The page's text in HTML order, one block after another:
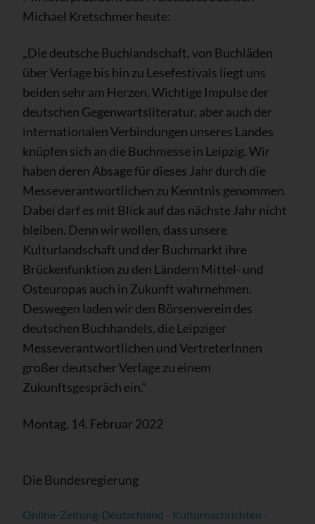
Michael Kretschmer heute:
„Die deutsche Buchlandschaft, von Buchläden
über Verlage bis hin zu Lesefestivals liegt uns
beiden sehr am Herzen. Wichtige Impulse der
deutschen Gegenwartsliteratur, aber auch der
internationalen Verbindungen unseres Landes
knüpfen sich an die Buchmesse in Leipzig. Wir
haben deren Absage für dieses Jahr durch die
Messeverantwortlichen zu Kenntnis genommen.
Dabei darf es mit Blick auf das nächste Jahr nicht
bleiben. Denn wir wollen, dass unsere
Kulturlandschaft und der Buchmarkt ihre
Brückenfunktion zu den Ländern Mittel- und
Osteuropas auch in Zukunft wahrnehmen.
Deswegen laden wir den Börsenverein des
deutschen Buchhandels, die Leipziger
Messeverantwortlichen und VertreterInnen
großer deutscher Verlage zu einem
Zukunftsgespräch ein.“
Montag, 14. Februar 2022
Die Bundesregierung
Online-Zeitung-Deutschland - Kulturnachrichten -